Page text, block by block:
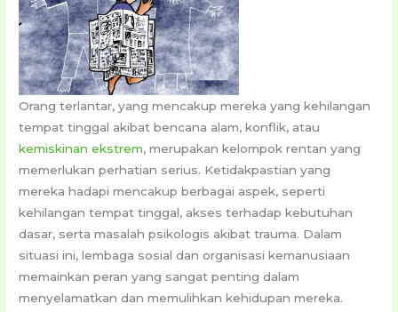
Orang terlantar, yang mencakup mereka yang kehilangan
tempat tinggal akibat bencana alam, konflik, atau
kemiskinan ekstrem, merupakan kelompok rentan yang
memerlukan perhatian serius. Ketidakpastian yang
mereka hadapi mencakup berbagai aspek, seperti
kehilangan tempat tinggal, akses terhadap kebutuhan
dasar, serta masalah psikologis akibat trauma. Dalam
situasi ini, lembaga sosial dan organisasi kemanusiaan
memainkan peran yang sangat penting dalam
menyelamatkan dan memulihkan kehidupan mereka.